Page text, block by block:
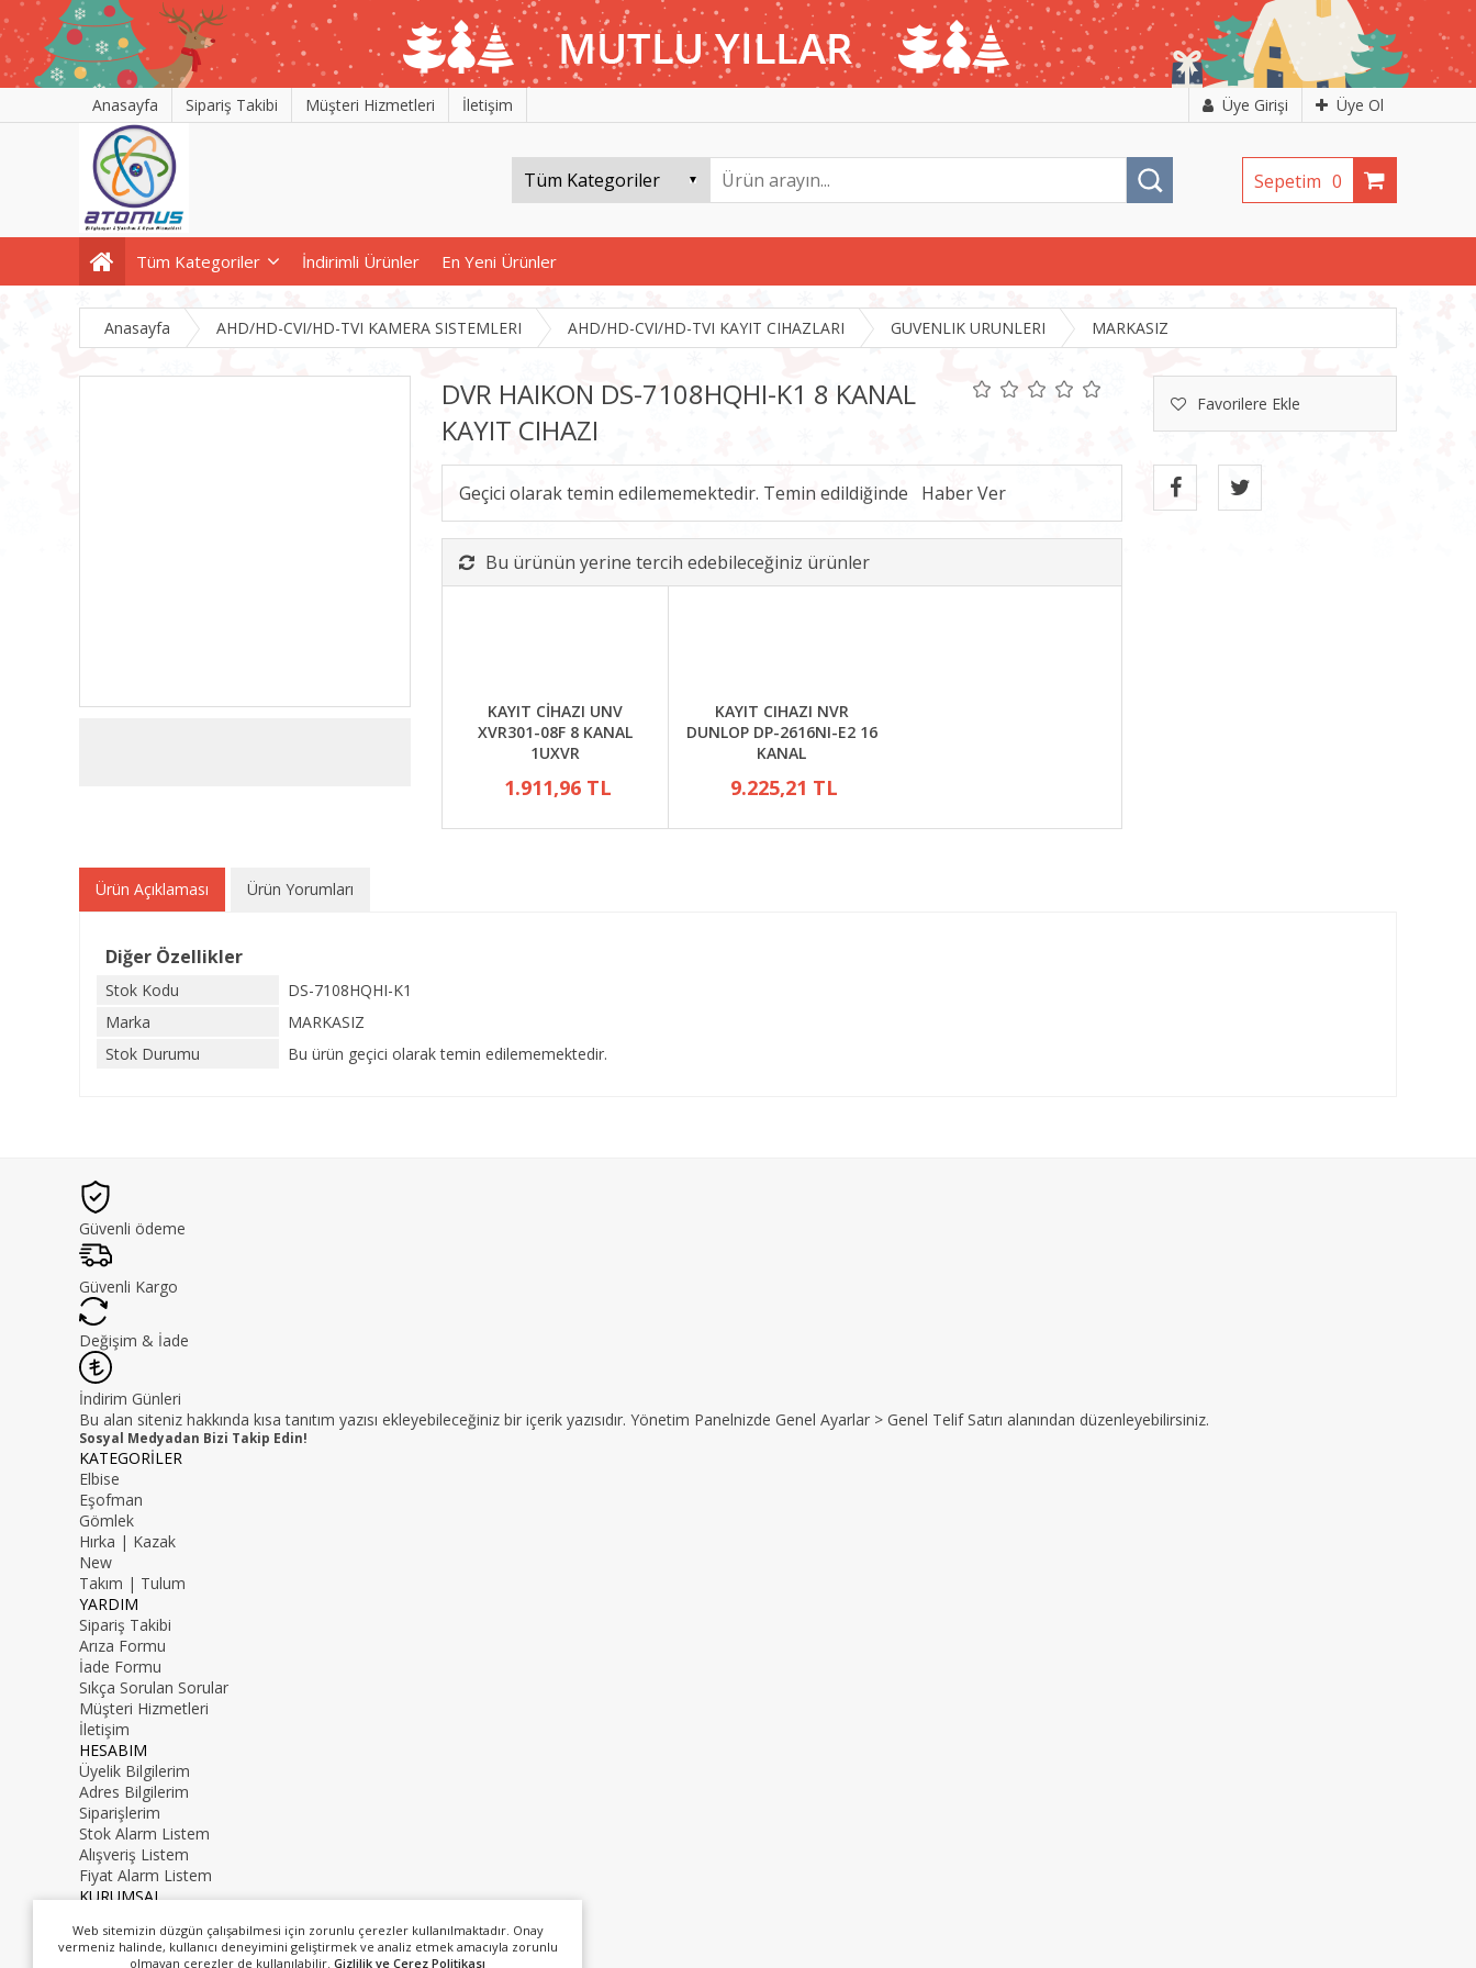
Anasayfa Sipariş Takibi Müşteri Hizmetleri İletişim Üye Girişi Üye Ol
Sepetim 0
Tüm Kategoriler İndirimli Ürünler En Yeni Ürünler
Web sitemizin düzgün çalışabilmesi için zorunlu çerezler kullanılmaktadır. Onay
vermeniz halinde, kullanıcı deneyimini geliştirmek ve analiz etmek amacıyla zorunlu
olmayan çerezler de kullanılabilir. Gizlilik ve Çerez Politikası
Anasayfa AHD/HD-CVI/HD-TVI KAMERA SISTEMLERI AHD/HD-CVI/HD-TVI KAYIT CIHAZLARI GUVENLIK URUNLERI MARKASIZ
DVR HAIKON DS-7108HQHI-K1 8 KANAL
KAYIT CIHAZI
Favorilere Ekle
Geçici olarak temin edilememektedir. Temin edildiğinde
Bu ürünün yerine tercih edebileceğiniz ürünler
KAYIT CİHAZI UNV
XVR301-08F 8 KANAL
1UXVR
1.911,96 TL
KAYIT CIHAZI NVR
DUNLOP DP-2616NI-E2 16
KANAL
9.225,21 TL
Ürün Açıklaması Ürün Yorumları
Diğer Özellikler
Stok Kodu
DS-7108HQHI-K1
Marka
MARKASIZ
Stok Durumu
Bu ürün geçici olarak temin edilememektedir.
Güvenli ödeme
Güvenli Kargo
Değişim & İade
İndirim Günleri
Bu alan siteniz hakkında kısa tanıtım yazısı ekleyebileceğiniz bir içerik yazısıdır. Yönetim Panelnizde Genel Ayarlar > Genel Telif Satırı alanından düzenleyebilirsiniz.
Sosyal Medyadan Bizi Takip Edin!
KATEGORİLER
Elbise
Eşofman
Gömlek
Hırka | Kazak
New
Takım | Tulum
YARDIM
Sipariş Takibi
Arıza Formu
İade Formu
Sıkça Sorulan Sorular
Müşteri Hizmetleri
İletişim
HESABIM
Üyelik Bilgilerim
Adres Bilgilerim
Siparişlerim
Stok Alarm Listem
Alışveriş Listem
Fiyat Alarm Listem
KURUMSAL
Hakkımızda
0216 000 00 00